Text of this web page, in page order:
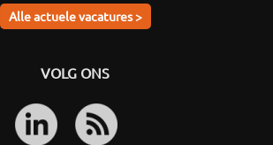
Alle actuele vacatures >
VOLG ONS